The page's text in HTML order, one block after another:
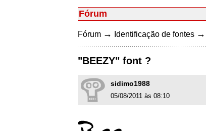
Fórum
Fórum → Identificação de fontes →
"BEEZY" font ?
sidimo1988
05/08/2011 às 08:10